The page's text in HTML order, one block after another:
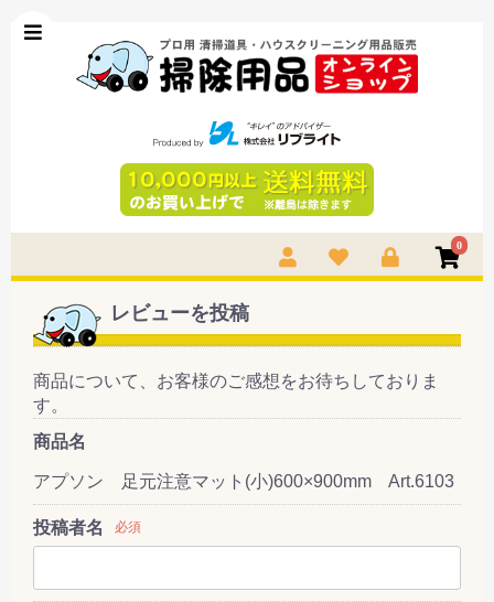
0
レビューを投稿
商品について、お客様のご感想をお待ちしておりま
す。
商品名
アプソン 足元注意マット(小)600×900mm Art.6103
投稿者名 必須